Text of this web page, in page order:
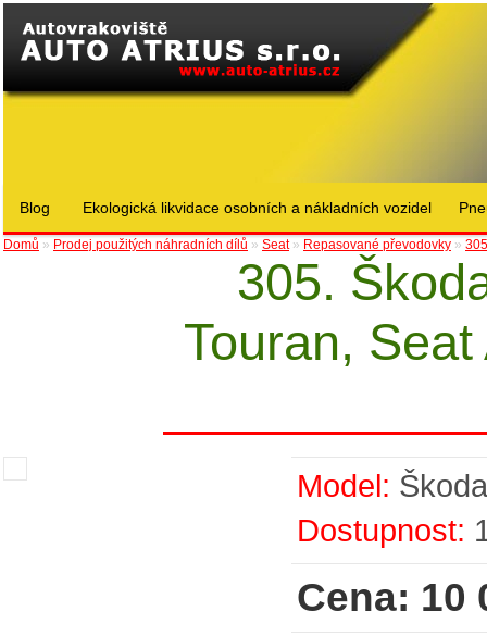
Blog Ekologická likvidace osobních a nákladních vozidel
Domů » Prodej použitých náhradních dílů » Seat» Repasované převodovky »
305.
Touran,
Model: Škoda
Dostupnost:
Cena: 10